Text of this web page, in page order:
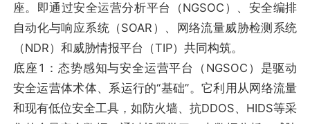
座。即通过安全运营分析平台（NGSOC）、安全编排
自动化与响应系统（SOAR）、网络流量威胁检测系统
（NDR）和威胁情报平台（TIP）共同构筑。
底座1：态势感知与安全运营平台（NGSOC）是驱动
安全运营体术体、系运行的“基础”。它利用从网络流量
和现有低位安全工具，如防火墙、抗DDOS、HIDS等采